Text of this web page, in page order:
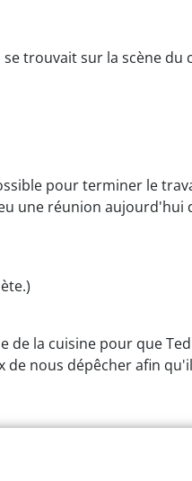
se trouvait sur la scène du
pour terminer le
une réunion aujourd'hui
de la cuisine pour que
de nous dépêcher afin